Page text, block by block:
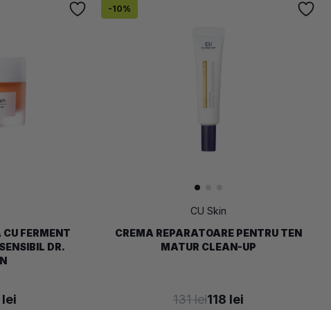
FERMENT
DR.
lei
-10%
CU Skin
CREMA REPARATOARE PENTRU TEN
MATUR CLEAN-UP
131 lei118 lei